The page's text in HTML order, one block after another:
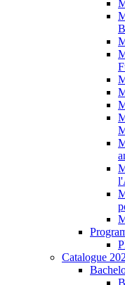
Catalogue